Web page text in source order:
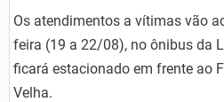
Os atendimentos a vítimas vão
feira (19 a 22/08), no ônibus da
ficará estacionado em frente ao
Velha.